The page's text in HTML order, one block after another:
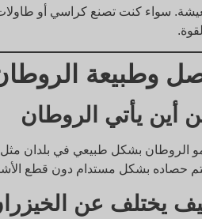
سواء كنت تصنع كراسي أو طاولات
وطبيعة
أين يأتي الروطان
الروطان بشكل طبيعي في بلدان مثل
حصاده بشكل مستدام دون قطع
يختلف عن